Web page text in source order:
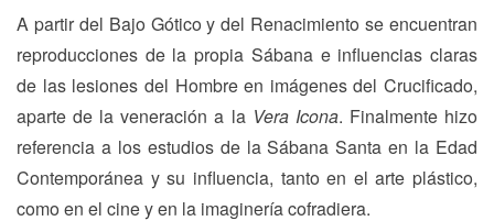
A partir del Bajo Gótico y del Renacimiento se encuentran
reproducciones de la propia Sábana e influencias claras
de las lesiones del Hombre en imágenes del Crucificado,
aparte de la veneración a la Vera Icona. Finalmente hizo
referencia a los estudios de la Sábana Santa en la Edad
Contemporánea y su influencia, tanto en el arte plástico,
como en el cine y en la imaginería cofradiera.